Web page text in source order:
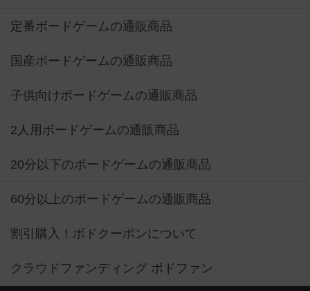
定番ボードゲームの通販商品
国産ボードゲームの通販商品
子供向けボードゲームの通販商品
2人用ボードゲームの通販商品
20分以下のボードゲームの通販商品
60分以上のボードゲームの通販商品
割引購入！ボドクーポンについて
クラウドファンディング ボドファン